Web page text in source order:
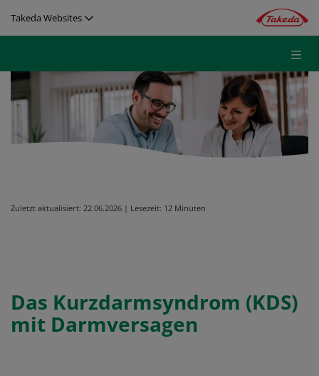
Takeda Websites
Image
Zuletzt aktualisiert: 22.06.2026 | Lesezeit: 12 Minuten
Das Kurzdarmsyndrom (KDS)
mit Darmversagen